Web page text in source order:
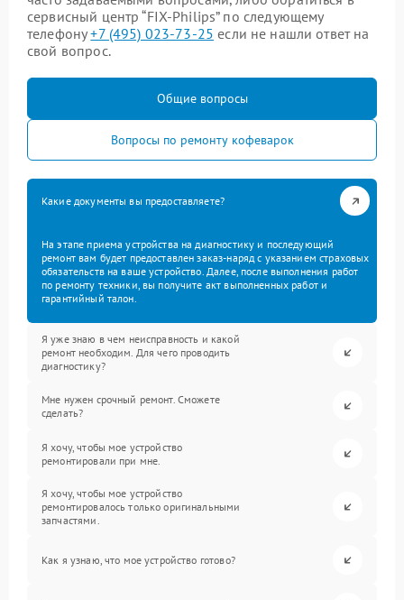
сервисный центр “FIX-Philips” по следующему
телефону+7 (495) 023-73-25 если не нашли ответ на
свой вопрос.
Общие вопросы
Вопросы по ремонту кофеварок
Какие документы вы предоставляете?
На этапе приема устройства на диагностику и последующий
ремонт вам будет предоставлен заказ-наряд с указанием страховых
обязательств на ваше устройство. Далее, после выполнения работ
по ремонту техники, вы получите акт выполненных работ и
гарантийный талон.
Я уже знаю в чем неисправность и какой
ремонт необходим. Для чего проводить
диагностику?
Мне нужен срочный ремонт. Сможете
сделать?
Я хочу, чтобы мое устройство
ремонтировали при мне.
Я хочу, чтобы мое устройство
ремонтировалось только оригинальными
запчастями.
Как я узнаю, что мое устройство готово?